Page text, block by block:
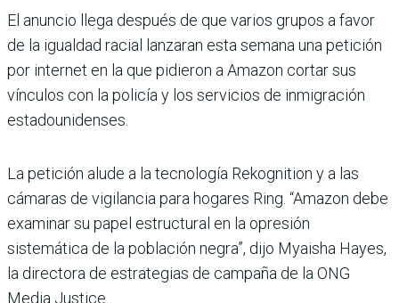
El anuncio llega después de que varios grupos a favor
de la igualdad racial lanzaran esta semana una petición
por internet en la que pidieron a Amazon cortar sus
vínculos con la policía y los servicios de inmigración
estadounidenses.
La petición alude a la tecnología Rekognition y a las
cámaras de vigilancia para hogares Ring. “Amazon debe
examinar su papel estructural en la opresión
sistemática de la población negra”, dijo Myaisha Hayes,
la directora de estrategias de campaña de la ONG
Media Justice.